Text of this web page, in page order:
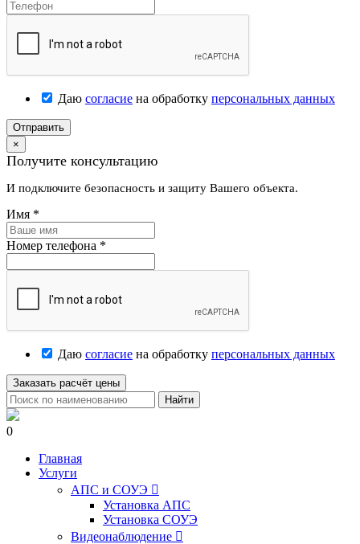
Даю согласие на обработку персональных данных
Отправить
×
Получите консультацию
И подключите безопасность и защиту Вашего объекта.
Имя *
Номер телефона *
Даю согласие на обработку персональных данных
Заказать расчёт цены
Найти
0
Главная
Услуги
АПС и СОУЭ 
Установка АПС
Установка СОУЭ
Видеонаблюдение 